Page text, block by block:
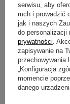
Wielodoniczki z
kwadratowe – 6 x 6
serwisu, aby
ruch i prowadzić
jak i naszych
do personalizacji
prywatności .
zapisywanie na
przechowywania
„Konfiguracja
momencie
danego